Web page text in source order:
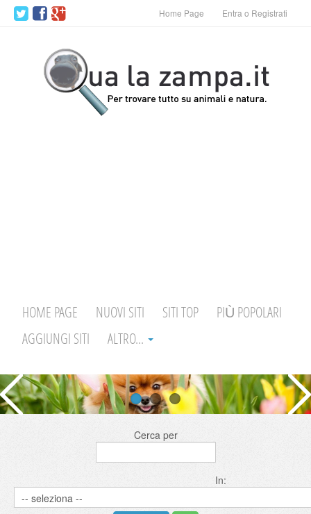
Home Page Entra o Registrati
HOME PAGE NUOVI SITI SITI TOP
PIÙ POPOLARI
AGGIUNGI SITI
ALTRO...
Cerca per
In: